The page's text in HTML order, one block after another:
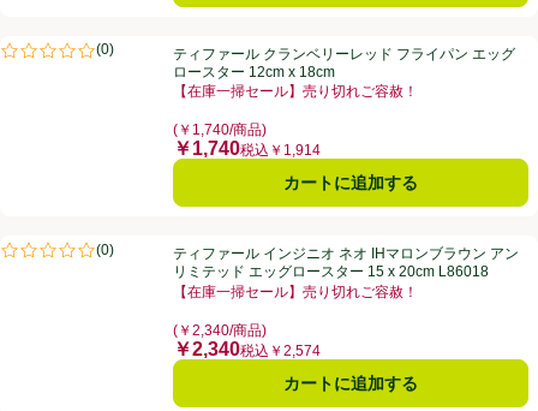
ティファール クランベリーレッド フライパン エッグロースター 12cm
(0)
評価は0件のレビューで5点中0.0点。ティファール クランベリーレッド フライパン エッグ
ロースター 12cm x 18cm
【在庫一掃セール】売り切れご容赦！
(￥1,740/商品)
価格
￥1,740税込￥1,914
カートに追加する
ティファール インジニオ ネオ IHマロンブラウン アンリミテッド エ
(0)
評価は0件のレビューで5点中0.0点。ティファール インジニオ ネオ IHマロンブラウン アン
リミテッド エッグロースター 15 x 20cm L86018
【在庫一掃セール】売り切れご容赦！
(￥2,340/商品)
価格
￥2,340税込￥2,574
カートに追加する